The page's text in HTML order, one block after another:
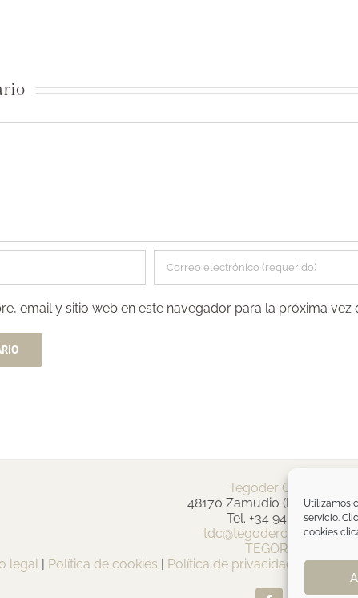
Utilizamos
servicio.
cookies
email y sitio web en este navegador para la próxima vez
Tegoder Cosmetics
48170 Zamudio (Bizkaia) -
Tel. +34 94 454 42 00
TEGOR Group
legal
Política de cookies Política de privacidad Política